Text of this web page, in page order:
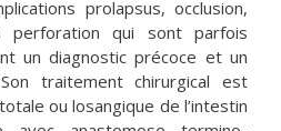
prolapsus, occlusion,
perforation qui sont parfois
un diagnostic précoce et un
traitement chirurgical est
ou losangique de l’intestin